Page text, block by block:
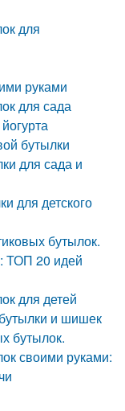
для
руками
для сада
бутылки
для сада и
для детского
бутылок.
ТОП 20 идей
для детей
и шишек
бутылок.
своими руками: